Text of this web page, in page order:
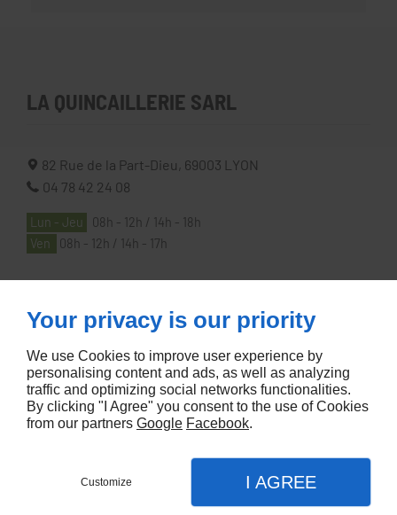
LA QUINCAILLERIE SARL
82 Rue de la Part-Dieu, 69003
LYON
04 78 42 24 08
Lun - Jeu
08h - 12h / 14h - 18h
Ven
08h - 12h / 14h - 17h
À PROPOS
Accueil
Contactez-nous
Mentions légales
Plan du site
Your privacy is our priority
We use Cookies to improve user experience by
personalising content and ads, as well as analyzing
traffic and optimizing social networks functionalities.
By clicking "I Agree" you consent to the use of Cookies
from our partners Google Facebook.
Customize I AGREE